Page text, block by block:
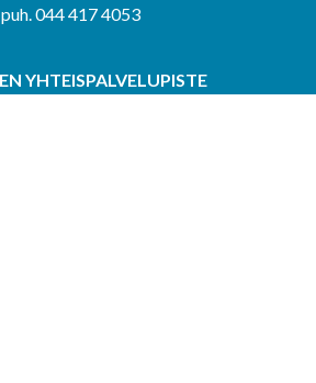
puh. 044 417 4053
YHTEISPALVELUPISTE